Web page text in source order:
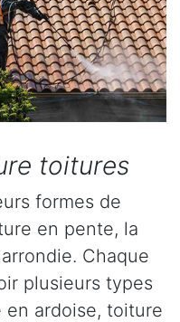
toitures
formes de
en pente, la
Chaque
plusieurs types
ardoise, toiture